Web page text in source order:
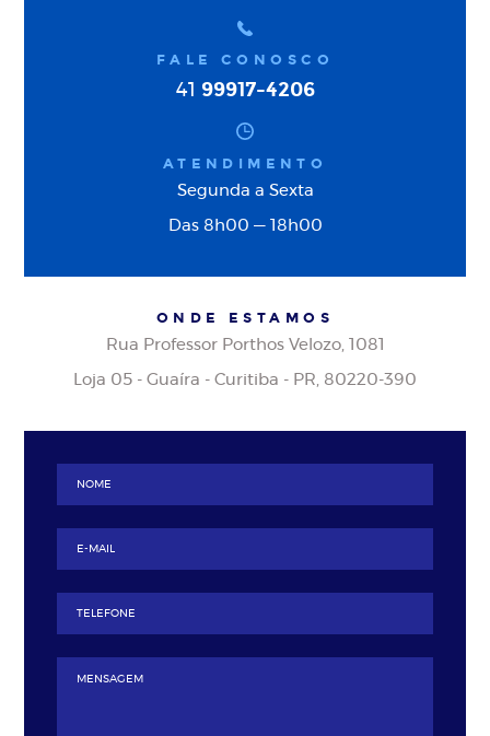
FALE CONOSCO
41 99917-4206
ATENDIMENTO
Segunda a Sexta
Das 8h00 — 18h00
ONDE ESTAMOS
Rua Professor Porthos Velozo, 1081
Loja 05 - Guaíra - Curitiba - PR, 80220-390